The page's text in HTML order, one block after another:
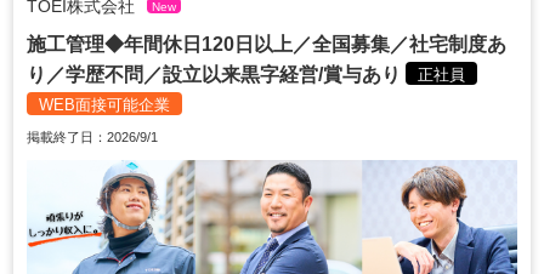
TOEI株式会社 New
施工管理◆年間休日120日以上／全国募集／社宅制度あ
り／学歴不問／設立以来黒字経営/賞与あり
正社員
WEB面接可能企業
掲載終了日：2026/9/1